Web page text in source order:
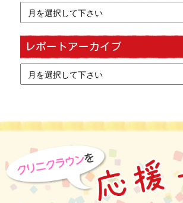
レポートアーカイブ